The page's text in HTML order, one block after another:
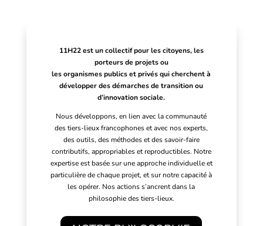
11H22 est un collectif pour les citoyens, les
porteurs de projets ou
les organismes publics et privés qui cherchent à
développer des démarches de transition ou
d’innovation sociale.
Nous développons, en lien avec la communauté
des tiers-lieux francophones et avec nos experts,
des outils, des méthodes et des savoir-faire
contributifs, appropriables et reproductibles. Notre
expertise est basée sur une approche individuelle et
particulière de chaque projet, et sur notre capacité à
les opérer. Nos actions s’ancrent dans la
philosophie des tiers-lieux.